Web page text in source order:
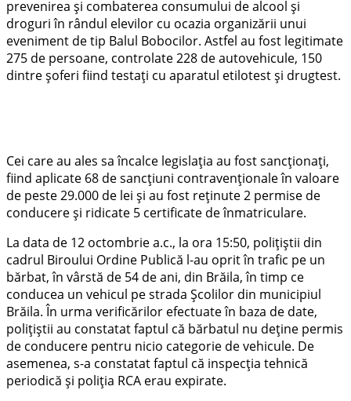
prevenirea și combaterea consumului de alcool și
droguri în rândul elevilor cu ocazia organizării unui
eveniment de tip Balul Bobocilor. Astfel au fost legitimate
275 de persoane, controlate 228 de autovehicule, 150
dintre șoferi fiind testați cu aparatul etilotest și drugtest.
Cei care au ales sa încalce legislația au fost sancționați,
fiind aplicate 68 de sancțiuni contravenționale în valoare
de peste 29.000 de lei și au fost reținute 2 permise de
conducere și ridicate 5 certificate de înmatriculare.
La data de 12 octombrie a.c., la ora 15:50, polițiștii din
cadrul Biroului Ordine Publică l-au oprit în trafic pe un
bărbat, în vârstă de 54 de ani, din Brăila, în timp ce
conducea un vehicul pe strada Școlilor din municipiul
Brăila. În urma verificărilor efectuate în baza de date,
polițiștii au constatat faptul că bărbatul nu deține permis
de conducere pentru nicio categorie de vehicule. De
asemenea, s-a constatat faptul că inspecția tehnică
periodică și poliția RCA erau expirate.